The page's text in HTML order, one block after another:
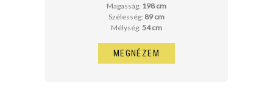
Magasság: 198 cm
Szélesség: 89 cm
Mélység: 54 cm
MEGNÉZEM